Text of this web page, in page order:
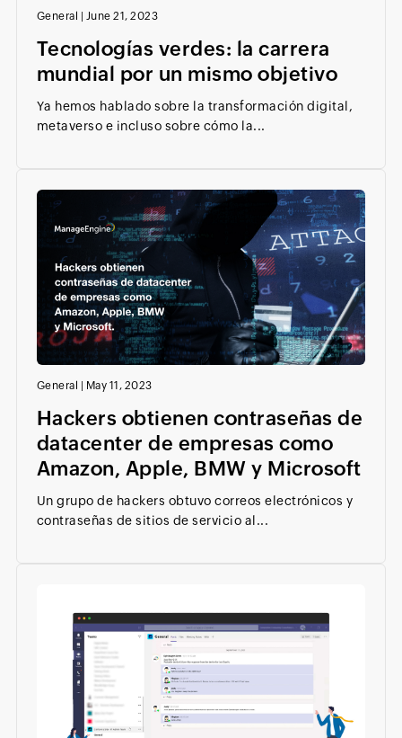
General | June 21, 2023
Tecnologías verdes: la carrera
mundial por un mismo objetivo
Ya hemos hablado sobre la transformación digital,
metaverso e incluso sobre cómo la...
General | May 11, 2023
Hackers obtienen contraseñas de
datacenter de empresas como
Amazon, Apple, BMW y Microsoft
Un grupo de hackers obtuvo correos electrónicos y
contraseñas de sitios de servicio al...